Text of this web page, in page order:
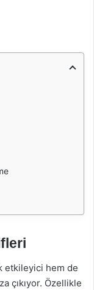
etkileyici hem de
çıkıyor. Özellikle